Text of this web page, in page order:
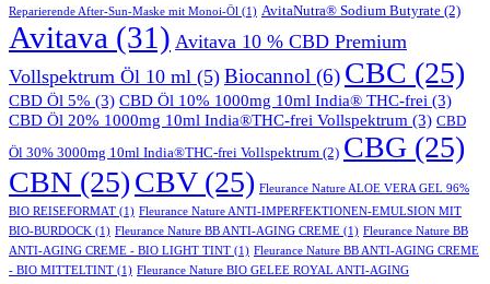
Reparierende After-Sun-Maske mit Monoi-Öl (1) AvitaNutra® Sodium Butyrate (2)
Avitava (31) Avitava 10 % CBD Premium
Vollspektrum Öl 10 ml (5) Biocannol (6) CBC (25)
CBD Öl 5% (3) CBD Öl 10% 1000mg 10ml India® THC-frei (3)
CBD Öl 20% 1000mg 10ml India®THC-frei Vollspektrum (3) CBD
Öl 30% 3000mg 10ml India®THC-frei Vollspektrum (2) CBG (25)
CBN (25)CBV(25) Fleurance Nature ALOE VERA GEL 96%
BIO REISEFORMAT (1) Fleurance Nature ANTI-IMPERFEKTIONEN-EMULSION MIT
BIO-BURDOCK (1) Fleurance Nature BB ANTI-AGING CREME (1) Fleurance Nature BB
ANTI-AGING CREME - BIO LIGHT TINT (1) Fleurance Nature BB ANTI-AGING CREME
- BIO MITTELTINT (1) Fleurance Nature BIO GELEE ROYAL ANTI-AGING